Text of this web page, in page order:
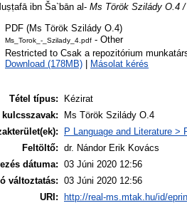
ibn Ša`bān al- Ms Török Szilády O.4
PDF (Ms Török Szilády O.4)
Ms_Torok_-_Szilady_4.pdf - Other
Restricted to Csak a repozitórium
Download (178MB)
Másolat kérés
Tétel típus:
Kézirat
kulcsszavak:
Ms Török Szilády O.4
P Language and Literature >
Feltöltő: dr. Nándor Erik Kovács
dátuma: 03 Júni 2020 12:56
változtatás:
03 Júni 2020 12:56
URI:
http://real-ms.mtak.hu/id/